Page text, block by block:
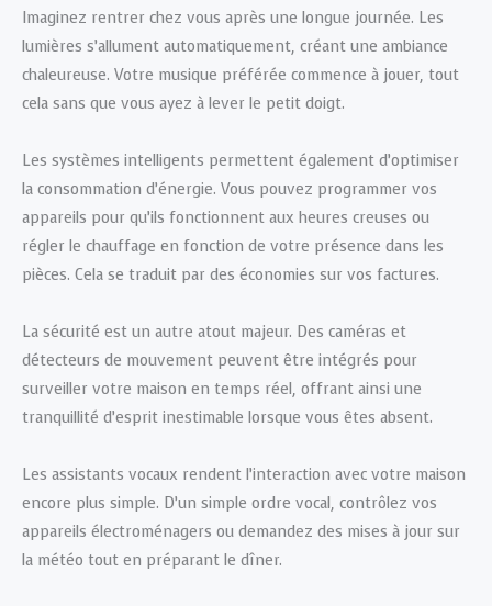
Imaginez rentrer chez vous après une longue journée. Les
lumières s’allument automatiquement, créant une ambiance
chaleureuse. Votre musique préférée commence à jouer, tout
cela sans que vous ayez à lever le petit doigt.
Les systèmes intelligents permettent également d’optimiser
la consommation d’énergie. Vous pouvez programmer vos
appareils pour qu’ils fonctionnent aux heures creuses ou
régler le chauffage en fonction de votre présence dans les
pièces. Cela se traduit par des économies sur vos factures.
La sécurité est un autre atout majeur. Des caméras et
détecteurs de mouvement peuvent être intégrés pour
surveiller votre maison en temps réel, offrant ainsi une
tranquillité d’esprit inestimable lorsque vous êtes absent.
Les assistants vocaux rendent l’interaction avec votre maison
encore plus simple. D’un simple ordre vocal, contrôlez vos
appareils électroménagers ou demandez des mises à jour sur
la météo tout en préparant le dîner.